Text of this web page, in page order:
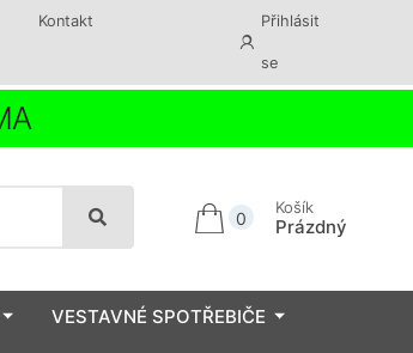
Kontakt Přihlásit
se
0
Košík
Prázdný
VESTAVNÉ SPOTŘEBIČE